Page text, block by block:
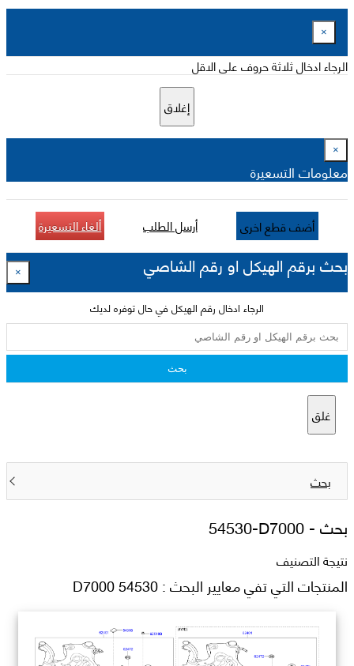
×
الرجاء ادخال ثلاثة حروف على الاقل
إغلاق
×
معلومات التسعيرة
أضف قطع اخرى أرسل الطلب ألغاء التسعيرة
بحث برقم الهيكل او رقم الشاصي ×
الرجاء ادخال رقم الهيكل في حال توفره لديك
بحث
غلق
بحث
بحث -54530-D7000
نتيجة التصنيف
المنتجات التي تفي معايير البحث : 54530 D7000